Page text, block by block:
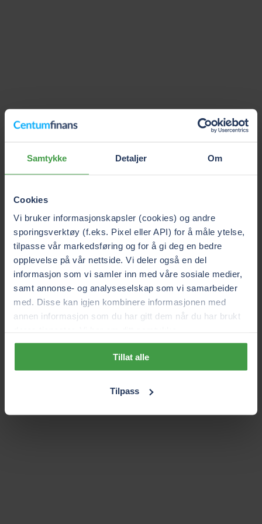
Samtykke Detaljer Om
Cookies
Vi bruker informasjonskapsler (cookies) og andre
sporingsverktøy (f.eks. Pixel eller API) for å måle ytelse,
tilpasse vår markedsføring og for å gi deg en bedre
opplevelse på vår nettside. Vi deler også en del
informasjon som vi samler inn med våre sosiale medier,
samt annonse- og analyseselskap som vi samarbeider
med. Disse kan igjen kombinere informasjonen med
annen informasjon som du har gitt dem når du har brukt
Tillat alle
Tilpass